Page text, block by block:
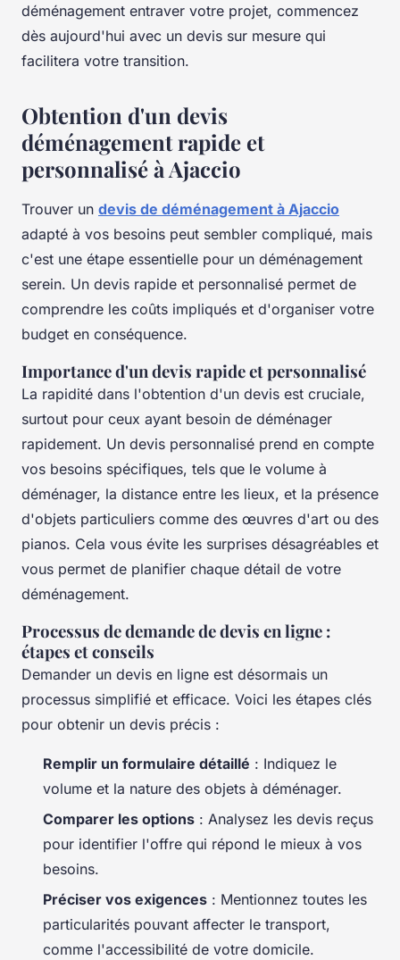
déménagement entraver votre projet, commencez
dès aujourd'hui avec un devis sur mesure qui
facilitera votre transition.
Obtention d'un devis
déménagement rapide et
personnalisé à Ajaccio
Trouver un devis de déménagement à Ajaccio
adapté à vos besoins peut sembler compliqué, mais
c'est une étape essentielle pour un déménagement
serein. Un devis rapide et personnalisé permet de
comprendre les coûts impliqués et d'organiser votre
budget en conséquence.
Importance d'un devis rapide et personnalisé
La rapidité dans l'obtention d'un devis est cruciale,
surtout pour ceux ayant besoin de déménager
rapidement. Un devis personnalisé prend en compte
vos besoins spécifiques, tels que le volume à
déménager, la distance entre les lieux, et la présence
d'objets particuliers comme des œuvres d'art ou des
pianos. Cela vous évite les surprises désagréables et
vous permet de planifier chaque détail de votre
déménagement.
Processus de demande de devis en ligne :
étapes et conseils
Demander un devis en ligne est désormais un
processus simplifié et efficace. Voici les étapes clés
pour obtenir un devis précis :
Remplir un formulaire détaillé : Indiquez le
volume et la nature des objets à déménager.
Comparer les options : Analysez les devis reçus
pour identifier l'offre qui répond le mieux à vos
besoins.
Préciser vos exigences : Mentionnez toutes les
particularités pouvant affecter le transport,
comme l'accessibilité de votre domicile.